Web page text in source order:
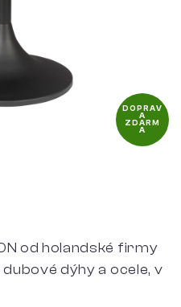
od holandské firmy
dýhy a ocele, v
DOPRAV
A
ZDARM
A